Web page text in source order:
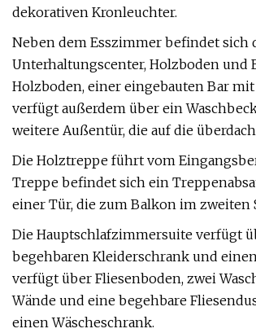
dekorativen Kronleuchter.
Neben dem Esszimmer befindet
Unterhaltungscenter, Holzboden und
Holzboden, einer eingebauten Bar
verfügt außerdem über ein
weitere Außentür, die auf die
Die Holztreppe führt vom
Treppe befindet sich ein
einer Tür, die zum Balkon im
Die Hauptschlafzimmersuite verfügt
begehbaren Kleiderschrank und
verfügt über Fliesenboden, zwei
Wände und eine begehbare
einen Wäscheschrank.